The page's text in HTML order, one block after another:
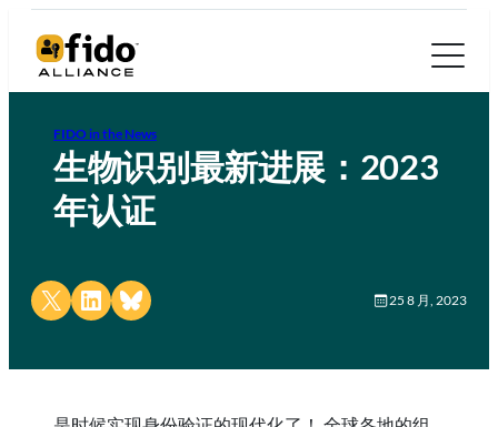
FIDO in the News
生物识别最新进展：2023
年认证
Share on X Share on LinkedIn
Share on Bluesky 25 8 月, 2023